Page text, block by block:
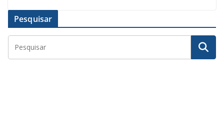
Pesquisar